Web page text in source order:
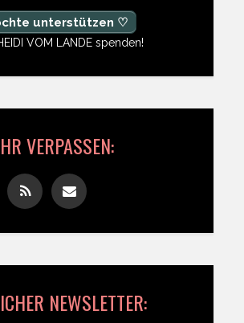
unterstützen ♡
VOM LANDE spenden!
VERPASSEN:
NEWSLETTER: